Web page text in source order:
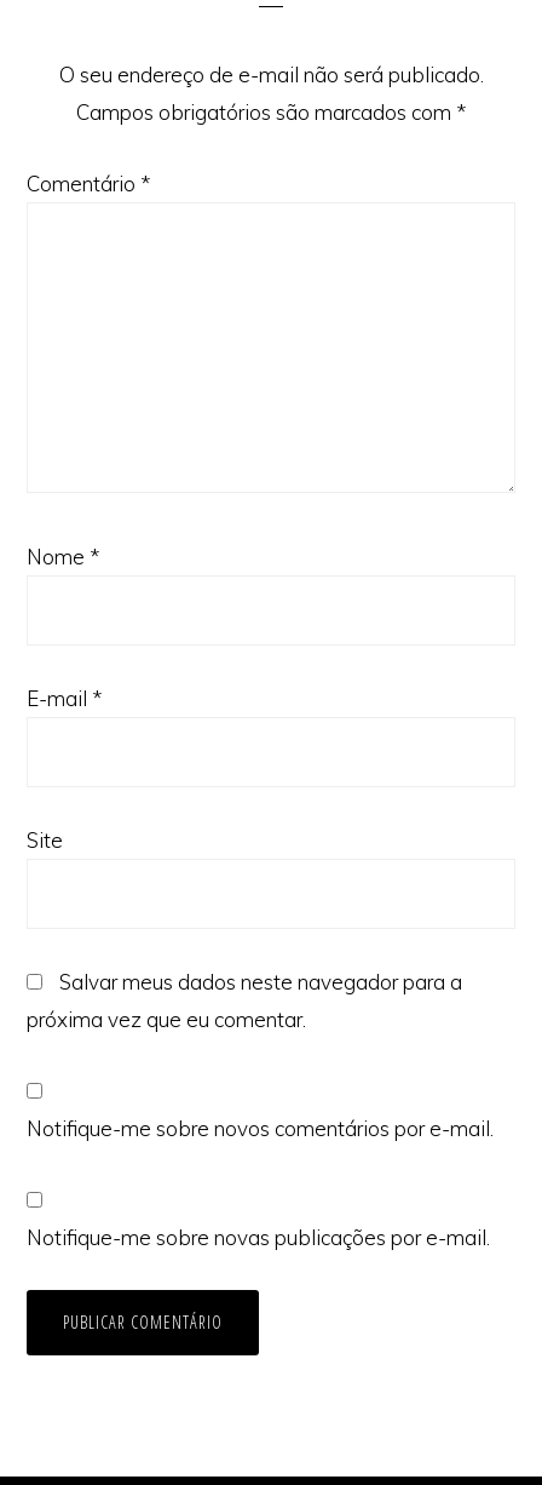
O seu endereço de e-mail não será publicado.
Campos obrigatórios são marcados com *
Comentário *
Nome *
E-mail *
Site
Salvar meus dados neste navegador para a
próxima vez que eu comentar.
Notifique-me sobre novos comentários por e-mail.
Notifique-me sobre novas publicações por e-mail.